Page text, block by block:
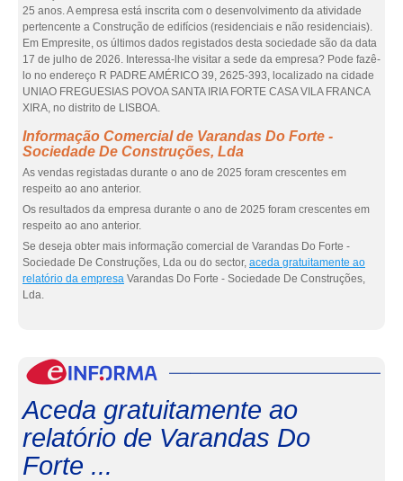
25 anos. A empresa está inscrita com o desenvolvimento da atividade
pertencente a Construção de edifícios (residenciais e não residenciais).
Em Empresite, os últimos dados registados desta sociedade são da data
17 de julho de 2026. Interessa-lhe visitar a sede da empresa? Pode fazê-
lo no endereço R PADRE AMÉRICO 39, 2625-393, localizado na cidade
UNIAO FREGUESIAS POVOA SANTA IRIA FORTE CASA VILA FRANCA
XIRA, no distrito de LISBOA.
Informação Comercial de Varandas Do Forte -
Sociedade De Construções, Lda
As vendas registadas durante o ano de 2025 foram crescentes em
respeito ao ano anterior.
Os resultados da empresa durante o ano de 2025 foram crescentes em
respeito ao ano anterior.
Se deseja obter mais informação comercial de Varandas Do Forte -
Sociedade De Construções, Lda ou do sector, aceda gratuitamente ao
relatório da empresa Varandas Do Forte - Sociedade De Construções,
Lda.
Aceda gratuitamente ao
relatório de Varandas Do
Forte ...